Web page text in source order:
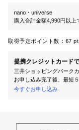
nano・universe
購入合計金額4,990円以上
取得予定ポイント数： 67 pt
提携クレジットカード
三井ショッピングパーク
お申し込み完了後、最短
今すぐお申し込み